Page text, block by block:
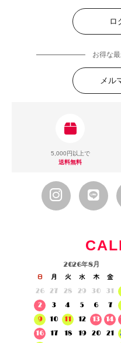
ロ
お得な
メル
5,000円以上で
送料無料
2026年8月
日 月 火 水 木 金
26
27 28 29 30 31
2
3 4 5 6 7
9
10 11 12 13 14
16
17 18 19 20 21